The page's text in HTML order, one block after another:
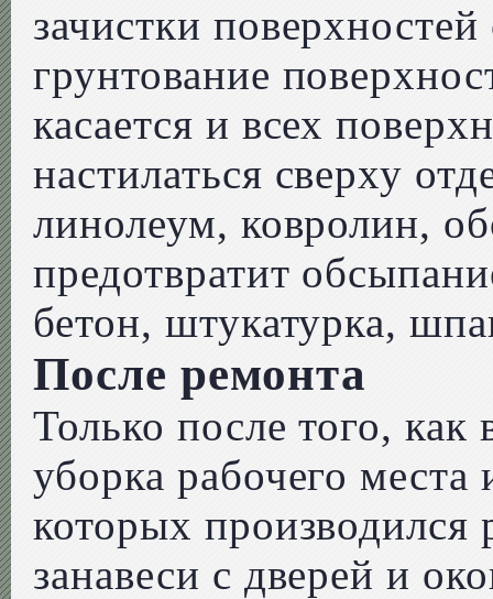
зачистки
грунтование
касается и всех
настилаться сверху
линолеум, ковролин,
предотвратит
бетон, штукатурка,
После ремонта
Только после того,
уборка рабочего
которых
занавеси с дверей и